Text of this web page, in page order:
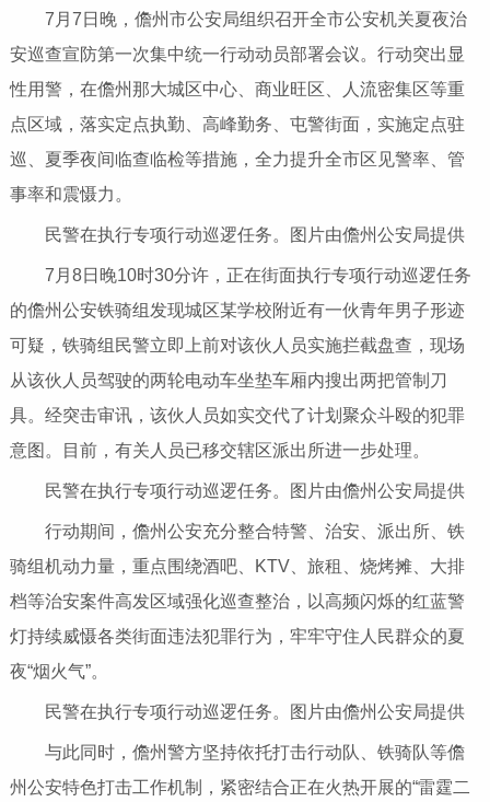
7月7日晚，儋州市公安局组织召开全市公安机关夏夜治
安巡查宣防第一次集中统一行动动员部署会议。行动突出显
性用警，在儋州那大城区中心、商业旺区、人流密集区等重
点区域，落实定点执勤、高峰勤务、屯警街面，实施定点驻
巡、夏季夜间临查临检等措施，全力提升全市区见警率、管
事率和震慑力。
民警在执行专项行动巡逻任务。图片由儋州公安局提供
7月8日晚10时30分许，正在街面执行专项行动巡逻任务
的儋州公安铁骑组发现城区某学校附近有一伙青年男子形迹
可疑，铁骑组民警立即上前对该伙人员实施拦截盘查，现场
从该伙人员驾驶的两轮电动车坐垫车厢内搜出两把管制刀
具。经突击审讯，该伙人员如实交代了计划聚众斗殴的犯罪
意图。目前，有关人员已移交辖区派出所进一步处理。
民警在执行专项行动巡逻任务。图片由儋州公安局提供
行动期间，儋州公安充分整合特警、治安、派出所、铁
骑组机动力量，重点围绕酒吧、KTV、旅租、烧烤摊、大排
档等治安案件高发区域强化巡查整治，以高频闪烁的红蓝警
灯持续威慑各类街面违法犯罪行为，牢牢守住人民群众的夏
夜“烟火气”。
民警在执行专项行动巡逻任务。图片由儋州公安局提供
与此同时，儋州警方坚持依托打击行动队、铁骑队等儋
州公安特色打击工作机制，紧密结合正在火热开展的“雷霆二